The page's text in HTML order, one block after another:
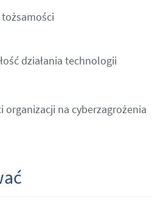
działania technologii
organizacji na cyberzagrożenia